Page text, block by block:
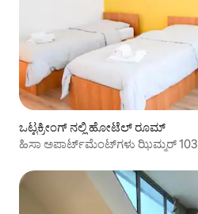
ಒಟ್ಟಕ್ರೀಂಗ್ ನಲ್ಲಿ ಹೋಟೆಲ್ ರೂಮ್
ಹಿಸಾ ಅಪಾರ್ಟ್‌ಮೆಂಟ್‌ಗಳು ಝಿಮ್ಮರ್ 103